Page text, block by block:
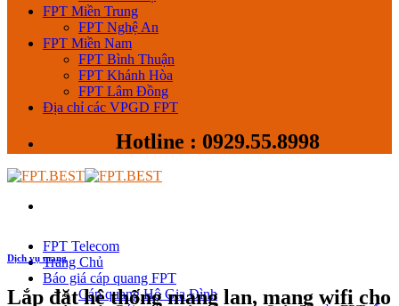
FPT Miền Trung
FPT Nghệ An
FPT Miền Nam
FPT Bình Thuận
FPT Khánh Hòa
FPT Lâm Đồng
Địa chỉ các VPGD FPT
Hotline : 0929.55.8998
FPT Telecom
Trang Chủ
Báo giá cáp quang FPT
Cáp quang Hộ Gia Đình
Dịch vụ mạng
Lắp đặt hệ thống mạng lan, mạng wifi cho